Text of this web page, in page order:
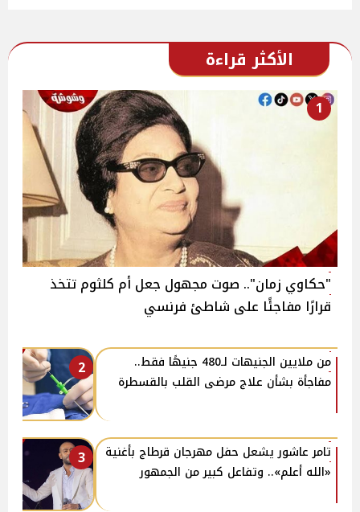
الأكثر قراءة
1
"حكاوي زمان".. صوت مجهول جعل أم كلثوم تتخذ
قرارًا مفاجئًا على شاطئ فرنسي
2
من ملايين الجنيهات لـ480 جنيهًا فقط..
مفاجأة بشأن علاج مرضى القلب بالقسطرة
3
تامر عاشور يشعل حفل مهرجان قرطاج بأغنية
«الله أعلم».. وتفاعل كبير من الجمهور